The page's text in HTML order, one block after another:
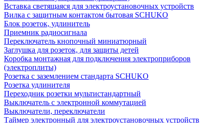
Вставка светящаяся для электроустановочных устройств
Вилка с защитным контактом бытовая SCHUKO
Блок розеток, удлинитель
Приемник радиосигнала
Переключатель кнопочный миниатюрный
Заглушка для розеток, для защиты детей
Коробка монтажная для подключения электроприборов
(электроплиты)
Розетка с заземлением стандарта SCHUKO
Розетка удлинителя
Переходник розетки мультистандартный
Выключатель с электронной коммутацией
Выключатели, переключатели
Таймер электронный для электроустановочных устройств